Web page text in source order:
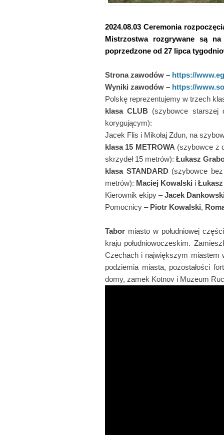
2024.08.03 Ceremonia
Mistrzostwa rozgrywane są
poprzedzone od 27 lipca
Strona zawodów – https://
Wyniki zawodów – https://
Polskę reprezentujemy w trzech
klasa CLUB (szybowce starszej
korygującym):
Jacek Flis i Mikołaj Zdun, na
klasa 15 METROWA (szybowce z
skrzydeł 15 metrów): Łukasz
klasa STANDARD(szybowce bez
metrów): Maciej Kowalski i Łukasz
Kierownik ekipy –Jacek
Pomocnicy – Piotr Kowalski,
Tabor miasto w południowej
kraju południowoczeskim.
Czechach i największym miastem
podziemia miasta, pozostałości
domy, zamek Kotnov i Muzeum